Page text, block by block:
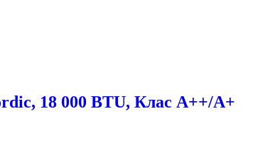
18 000 BTU, Клас А++/A+